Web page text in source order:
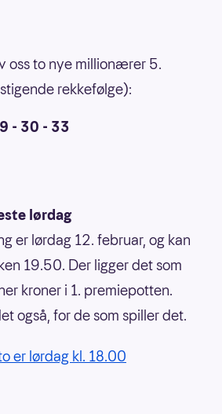
oss to nye millionærer 5.
rekkefølge):
- 30 - 33
lørdag
er lørdag 12. februar, og kan
19.50. Der ligger det som
kroner i 1. premiepotten.
også, for de som spiller det.
er lørdag kl. 18.00